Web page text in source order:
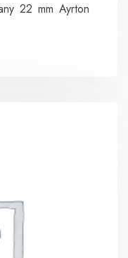
22 mm Ayrton